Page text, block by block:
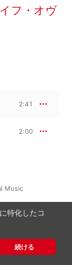
フ・オヴ
2:41
2:00
Music
特化したコ
続ける